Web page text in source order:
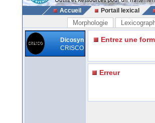
Accueil Portail lexical
Morphologie
Dicosyn
CRISCO
Entrez une
Erreur